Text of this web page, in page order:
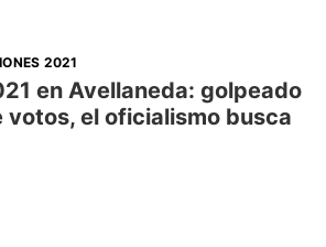
2021
en Avellaneda: golpeado
votos, el oficialismo busca